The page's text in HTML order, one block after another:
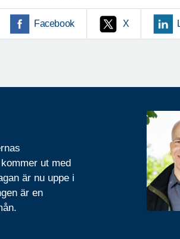
Facebook X
ut med
är nu uppe i
är en